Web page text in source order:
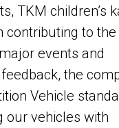
TKM children’s
contributing to the
events and
the
Vehicle
our vehicles with